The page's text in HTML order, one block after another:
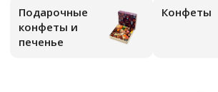
Подарочные
конфеты и
печенье
Конфеты